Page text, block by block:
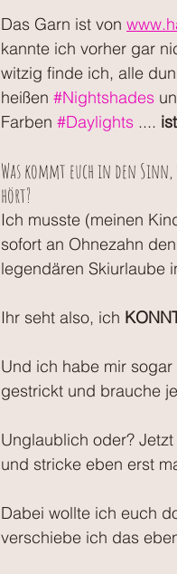
Das Garn ist von
kannte ich vorher gar
witzig finde ich, alle
heißen #Nightshades
Farben #Daylights ....
Was kommt euch in den
hört?
Ich musste (meinen
sofort an Ohnezahn
legendären Skiurlaube
Ihr seht also, ich
Und ich habe mir
gestrickt und brauche
Unglaublich oder?
und stricke eben erst
Dabei wollte ich euch
verschiebe ich das